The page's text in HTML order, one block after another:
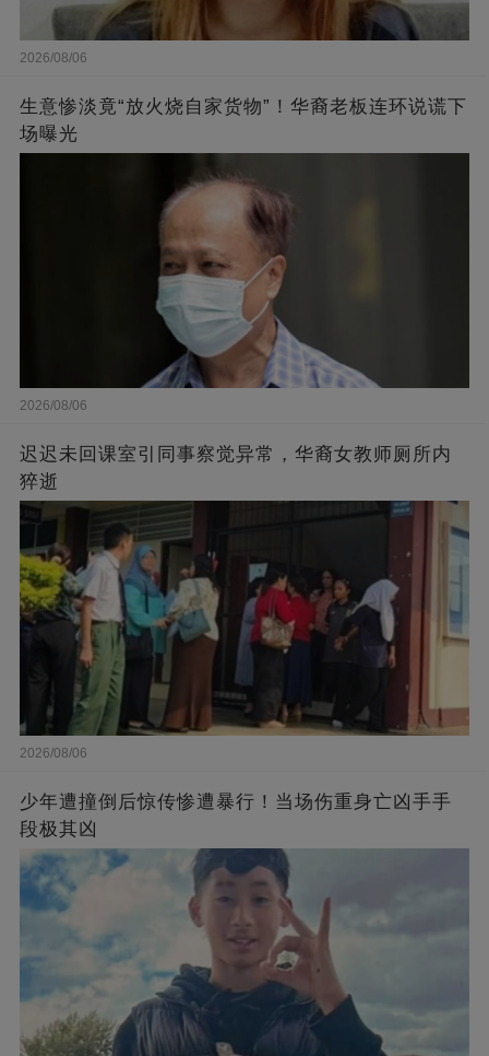
2026/08/06
生意惨淡竟“放火烧自家货物”！华裔老板连环说谎下
场曝光
2026/08/06
迟迟未回课室引同事察觉异常，华裔女教师厕所内
猝逝
2026/08/06
少年遭撞倒后惊传惨遭暴行！当场伤重身亡凶手手
段极其凶